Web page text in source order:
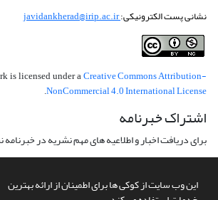
این وب سایت از کوکی ها برای اطمینان از ارائه بهترین
نشانی پست الکترونیکی:javidankherad@irip.ac.ir
is licensed under a Creative Commons Attribution-
NonCommercial 4.0 International License
اشتراک خبرنامه
برای دریافت اخبار و اطلاعیه های مهم نشریه در